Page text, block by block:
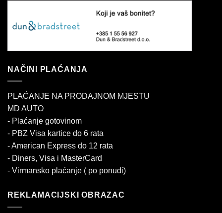
NAČINI PLAĆANJA
PLAĆANJE NA PRODAJNOM MJESTU
MD AUTO
- Plaćanje gotovinom
- PBZ Visa kartice do 6 rata
- American Express do 12 rata
- Diners, Visa i MasterCard
- Virmansko plaćanje ( po ponudi)
REKLAMACIJSKI OBRAZAC